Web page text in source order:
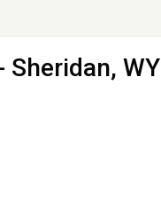
Sheridan, WY